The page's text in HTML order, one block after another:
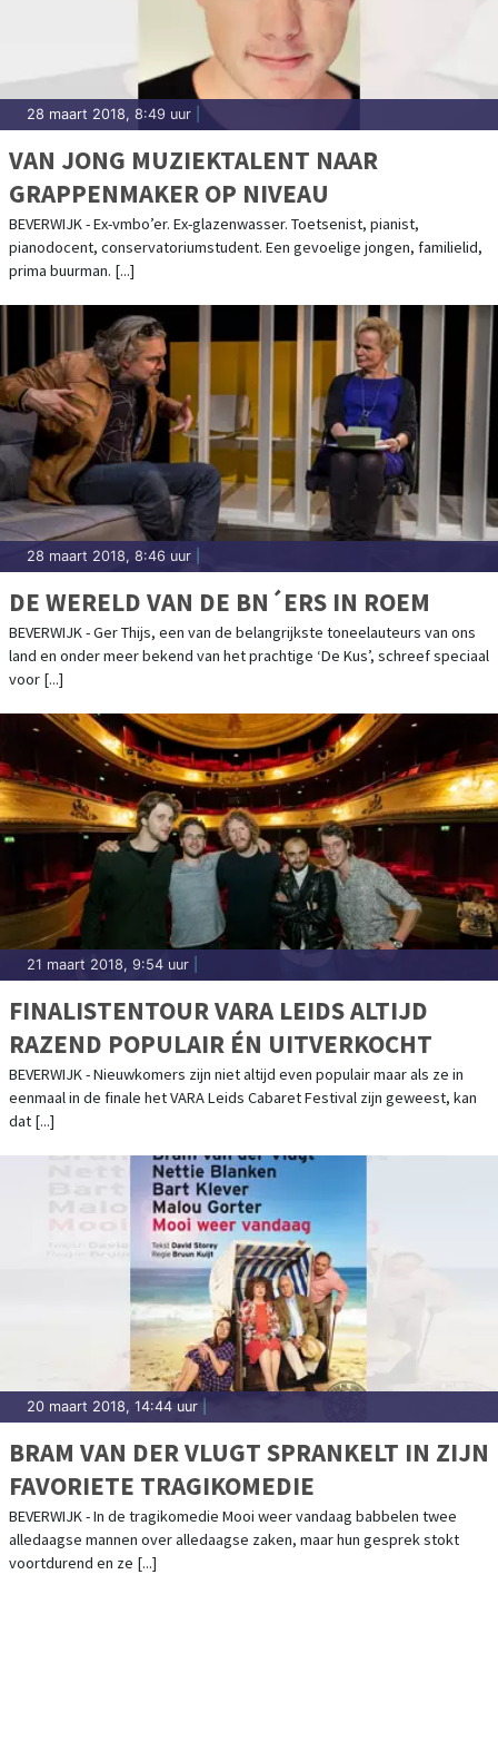
28 maart 2018, 8:49 uur
VAN JONG MUZIEKTALENT NAAR
GRAPPENMAKER OP NIVEAU
BEVERWIJK - Ex-vmbo’er. Ex-glazenwasser. Toetsenist, pianist,
pianodocent, conservatoriumstudent. Een gevoelige jongen, familielid,
prima buurman. [...]
28 maart 2018, 8:46 uur
DE WERELD VAN DE BN´ERS IN ROEM
BEVERWIJK - Ger Thijs, een van de belangrijkste toneelauteurs van ons
land en onder meer bekend van het prachtige ‘De Kus’, schreef speciaal
voor [...]
21 maart 2018, 9:54 uur
FINALISTENTOUR VARA LEIDS ALTIJD
RAZEND POPULAIR ÉN UITVERKOCHT
BEVERWIJK - Nieuwkomers zijn niet altijd even populair maar als ze in
eenmaal in de finale het VARA Leids Cabaret Festival zijn geweest, kan
dat [...]
20 maart 2018, 14:44 uur
BRAM VAN DER VLUGT SPRANKELT IN ZIJN
FAVORIETE TRAGIKOMEDIE
BEVERWIJK - In de tragikomedie Mooi weer vandaag babbelen twee
alledaagse mannen over alledaagse zaken, maar hun gesprek stokt
voortdurend en ze [...]